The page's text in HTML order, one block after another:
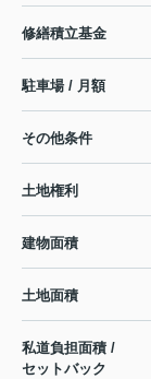
修繕積立基金
駐車場 / 月額
その他条件
土地権利
建物面積
土地面積
私道負担面積 /
セットバック